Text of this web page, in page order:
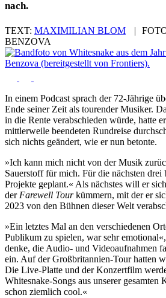
nach.
TEXT: MAXIMILIAN BLOM |
BENZOVA
In einem Podcast sprach der 72-Jährige
Ende seiner Zeit als tourender Musiker.
in die Rente verabschieden würde, hatte
mittlerweile beendeten Rundreise
sich nichts geändert, wie er nun betonte.
»Ich kann mich nicht von der Musik
Sauerstoff für mich. Für die nächsten drei
Projekte geplant.« Als nächstes will er
der Farewell Tourkümmern, mit der er
2023 von den Bühnen dieser Welt
»Ein letztes Mal an den verschiedenen
Publikum zu spielen, war sehr
denke, die Audio- und Videoaufnahmen
ein. Auf der Großbritannien-Tour hatten
Die Live-Platte und der Konzertfilm
Whitesnake-Songs aus unserer gesamten
schon ziemlich cool.«